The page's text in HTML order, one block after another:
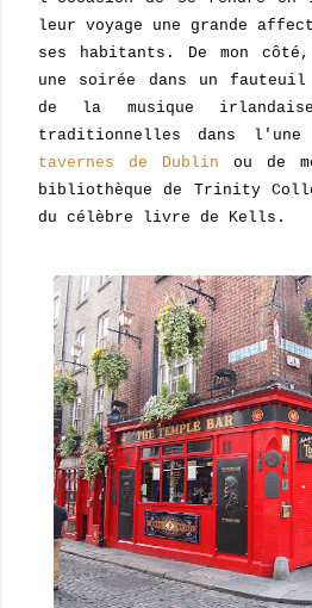
leur voyage une grande
ses habitants. De mon
une soirée dans un
de la musique
traditionnelles dans
tavernes de Dublin ou de
bibliothèque de Trinity
du célèbre livre de Kells.